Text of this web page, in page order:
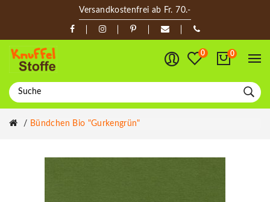
Versandkostenfrei ab Fr. 70.-
0 0
Bündchen Bio "Gurkengrün"